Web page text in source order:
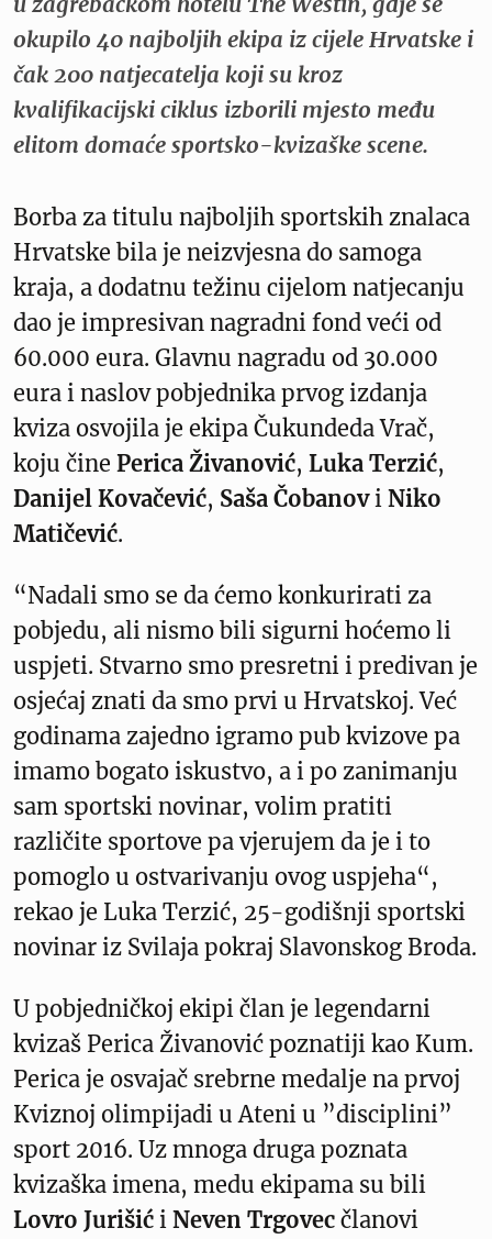
okupilo 40 najboljih ekipa iz cijele Hrvatske i
čak 200 natjecatelja koji su kroz
kvalifikacijski ciklus izborili mjesto među
elitom domaće sportsko-kvizaške scene.
Borba za titulu najboljih sportskih znalaca
Hrvatske bila je neizvjesna do samoga
kraja, a dodatnu težinu cijelom natjecanju
dao je impresivan nagradni fond veći od
60.000 eura. Glavnu nagradu od 30.000
eura i naslov pobjednika prvog izdanja
kviza osvojila je ekipa Čukundeda Vrač,
koju čine Perica Živanović, Luka Terzić,
Danijel Kovačević, Saša Čobanov i Niko
Matičević.
“Nadali smo se da ćemo konkurirati za
pobjedu, ali nismo bili sigurni hoćemo li
uspjeti. Stvarno smo presretni i predivan je
osjećaj znati da smo prvi u Hrvatskoj. Već
godinama zajedno igramo pub kvizove pa
imamo bogato iskustvo, a i po zanimanju
sam sportski novinar, volim pratiti
različite sportove pa vjerujem da je i to
pomoglo u ostvarivanju ovog uspjeha“,
rekao je Luka Terzić, 25-godišnji sportski
novinar iz Svilaja pokraj Slavonskog Broda.
U pobjedničkoj ekipi član je legendarni
kvizaš Perica Živanović poznatiji kao Kum.
Perica je osvajač srebrne medalje na prvoj
Kviznoj olimpijadi u Ateni u ”disciplini”
sport 2016. Uz mnoga druga poznata
kvizaška imena, medu ekipama su bili
Lovro Jurišić i Neven Trgovec članovi